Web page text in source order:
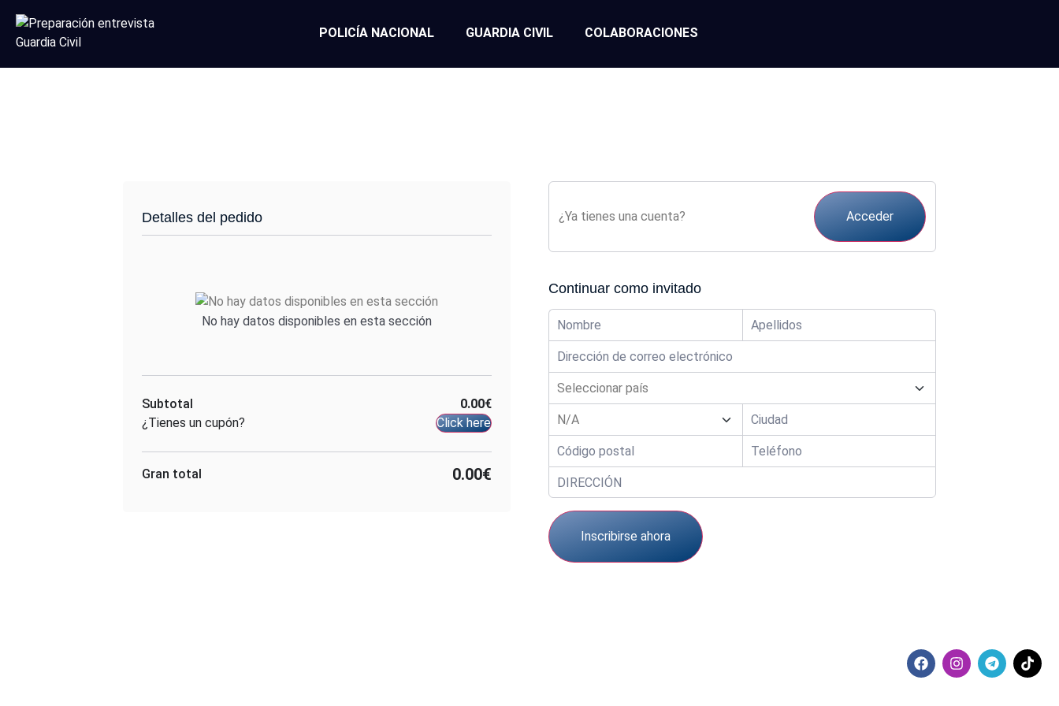
POLICÍA NACIONAL GUARDIA CIVIL COLABORACIONES
Detalles del pedido
No hay datos disponibles en esta sección
Subtotal
0.00€
¿Tienes un cupón?
Click here
Gran total 0.00€
¿Ya tienes una cuenta? Acceder
Continuar como invitado
Inscribirse ahora